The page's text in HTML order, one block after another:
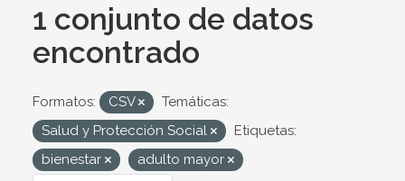
1 conjunto de datos
encontrado
Formatos: CSV
Temáticas:
Salud y Protección Social
Etiquetas:
bienestar
adulto mayor